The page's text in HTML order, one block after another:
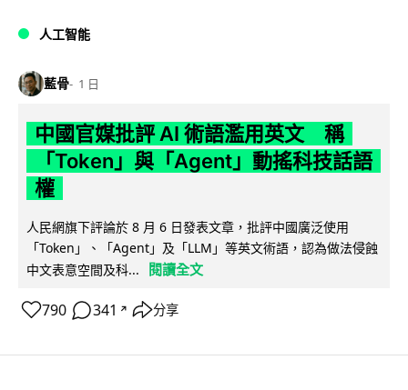
人工智能
藍骨 1 日
中國官媒批評 AI 術語濫用英文 稱
「Token」與「Agent」動搖科技話語
權
人民網旗下評論於 8 月 6 日發表文章，批評中國廣泛使用
「Token」、「Agent」及「LLM」等英文術語，認為做法侵蝕
中文表意空間及科...
閱讀全文
790 341 ↗ 分享